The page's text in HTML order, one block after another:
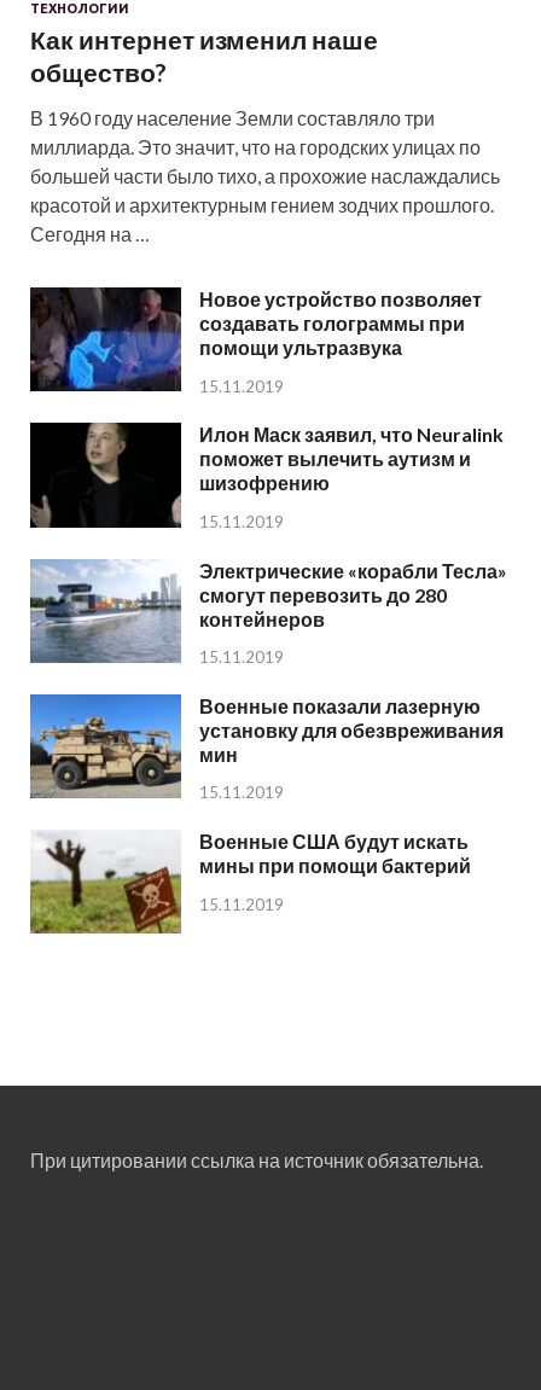
ТЕХНОЛОГИИ
Как интернет изменил наше
общество?
В 1960 году население Земли составляло три
миллиарда. Это значит, что на городских улицах по
большей части было тихо, а прохожие наслаждались
красотой и архитектурным гением зодчих прошлого.
Сегодня на …
Новое устройство позволяет
создавать голограммы при
помощи ультразвука
15.11.2019
Илон Маск заявил, что Neuralink
поможет вылечить аутизм и
шизофрению
15.11.2019
Электрические «корабли Тесла»
смогут перевозить до 280
контейнеров
15.11.2019
Военные показали лазерную
установку для обезвреживания
мин
15.11.2019
Военные США будут искать
мины при помощи бактерий
15.11.2019
При цитировании ссылка на источник обязательна.